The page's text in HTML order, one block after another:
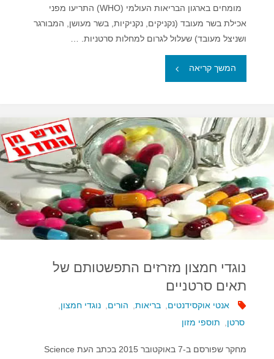
מומחים בארגון הבריאות העולמי (WHO) התריעו מפני
אכילת בשר מעובד (נקניקים, נקניקיות, בשר מעושן, המבורגר
ושניצל מעובד) שעלול לגרום למחלות סרטניות. …
המשך קריאה "בשר
עלול
לגרום
למחלות
סרטניות"
נוגדי חמצון מזרזים התפשטותם של
תאים סרטניים
אנטי אוקסידנטים בריאות הורים נוגדי חמצון
סרטן
תוספי מזון
מחקר שפורסם ב-7 באוקטובר 2015 בכתב העת Science